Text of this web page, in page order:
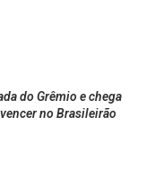
do Grêmio e chega
no Brasileirão